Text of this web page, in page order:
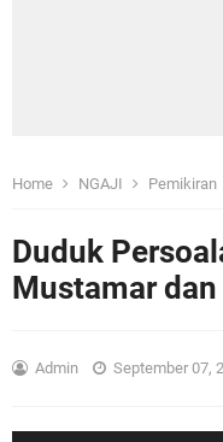
Home NGAJI Pemikiran
Duduk
Mustamar
Admin September 07,